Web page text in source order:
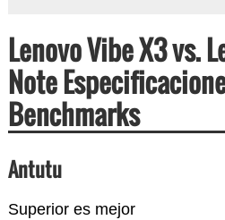
Lenovo Vibe X3 vs.
Note
Benchmarks
Antutu
Superior es mejor